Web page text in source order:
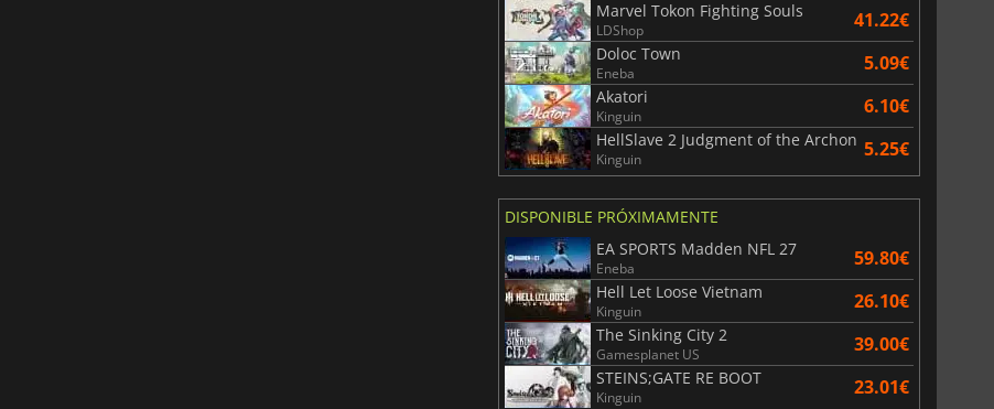
Marvel Tokon Fighting Souls
LDShop 41.22€
Doloc Town
Eneba 5.09€
Akatori
Kinguin 6.10€
HellSlave 2 Judgment of the Archon
Kinguin 5.25€
DISPONIBLE PRÓXIMAMENTE
EA SPORTS Madden NFL 27
Eneba 59.80€
Hell Let Loose Vietnam
Kinguin 26.10€
The Sinking City 2
Gamesplanet US 39.00€
STEINS;GATE RE BOOT
Kinguin 23.01€